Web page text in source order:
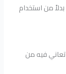
من استخدام
فيه من